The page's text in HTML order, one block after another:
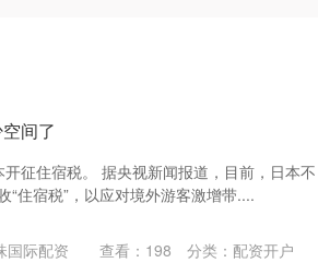
间了
征住宿税。 据央视新闻报道，目前，日本不
住宿税”，以应对境外游客激增带....
国际配资 查看： 198 分类： 配资开户